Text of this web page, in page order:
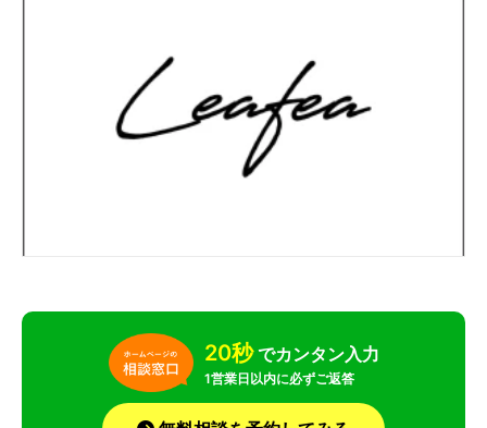
20秒でカンタン入力
1営業日以内に必ずご返答